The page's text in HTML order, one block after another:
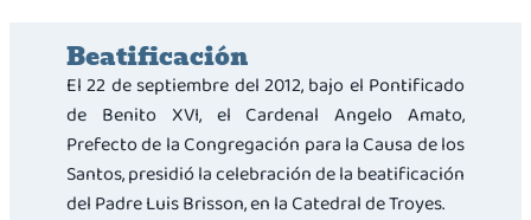
Beatificación
El 22 de septiembre del 2012, bajo el Pontificado
de Benito XVI, el Cardenal Angelo Amato,
Prefecto de la Congregación para la Causa de los
Santos, presidió la celebración de la beatificación
del Padre Luis Brisson, en la Catedral de Troyes.